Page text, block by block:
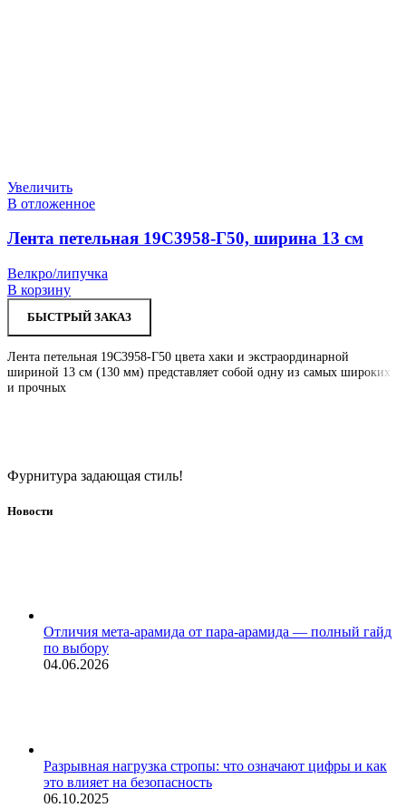
Увеличить
В отложенное
Лента петельная 19С3958-Г50, ширина 13 см
Велкро/липучка
В корзину
БЫСТРЫЙ ЗАКАЗ
Лента петельная 19С3958-Г50 цвета хаки и экстраординарной
шириной 13 см (130 мм) представляет собой одну из самых широких
и прочных
Фурнитура задающая стиль!
Новости
Отличия мета-арамида от пара-арамида — полный гайд
по выбору
04.06.2026
Разрывная нагрузка стропы: что означают цифры и как
это влияет на безопасность
06.10.2025